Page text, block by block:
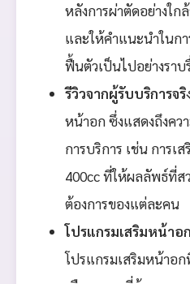
หลังการผ่าตัดอย่างใก
และให้คำแนะนำในก
ฟื้นตัวเป็นไปอย่างราบ
รีวิวจากผู้รับบริการจริ
หน้าอก ซึ่งแสดงถึงค
การบริการ เช่น การ
400cc ที่ให้ผลลัพธ์ที่ส
ต้องการของแต่ละคน
โปรแกรมเสริมหน้า
โปรแกรมเสริมหน้าอ